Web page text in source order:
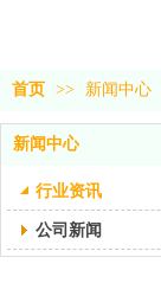
首页 >> 新闻中心
新闻中心
行业资讯
公司新闻